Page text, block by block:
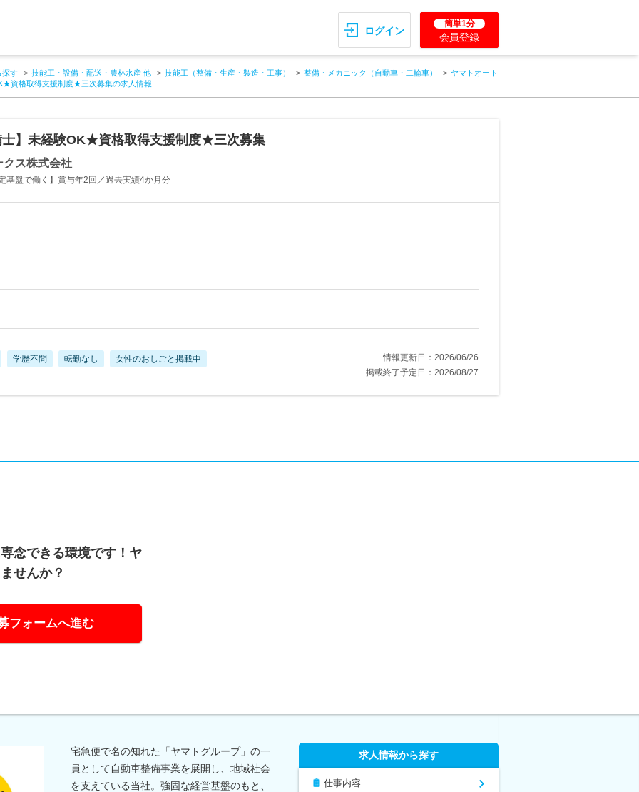
ログイン
簡単1分
会員登録
探す 技能工・設備・配送・農林水産 他 技能工（整備・生産・製造・工事） 整備・メカニック（自動車・二輪車）
ヤマトオート
資格取得支援制度★三次募集の求人情報
士】未経験OK★資格取得支援制度★三次募集
クス株式会社
基盤で働く】賞与年2回／過去実績4か月分
学歴不問 転勤なし 女性のおしごと掲載中
情報更新日：2026/06/26
掲載終了予定日：2026/08/27
念できる環境です！ヤ
せんか？
フォームへ進む
宅急便で名の知れた「ヤマトグループ」の一
員として自動車整備事業を展開し、地域社会
を支えている当社。強固な経営基盤のもと、
求人情報から探す
仕事内容